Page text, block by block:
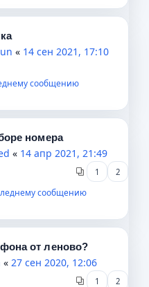
« 14 сен 2021, 17:10
сообщению
номера
« 14 апр 2021, 21:49
1 2
сообщению
от леново?
« 27 сен 2020, 12:06
1 2